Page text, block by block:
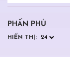
PHẤN PHỦ
HIỂN THỊ: